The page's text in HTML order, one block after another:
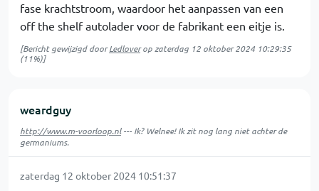
fase krachtstroom, waardoor het aanpassen van een
off the shelf autolader voor de fabrikant een eitje is.
[Bericht gewijzigd doorLedloverop zaterdag 12 oktober 2024 10:29:35
(11%)]
weardguy
http://www.m-voorloop.nl--- Ik? Welnee! Ik zit nog lang niet achter de
germaniums.
zaterdag 12 oktober 2024 10:51:37